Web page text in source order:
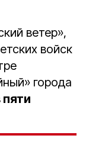
ветер»,
войск
города
пяти